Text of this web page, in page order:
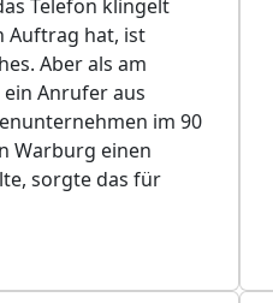
Telefon klingelt
Auftrag hat, ist
Aber als am
Anrufer aus
im 90
Warburg einen
sorgte das für